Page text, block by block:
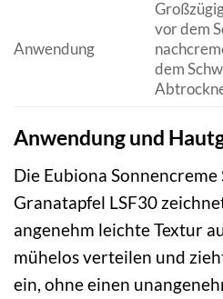
Anwendung
vor dem
dem
Anwendung und
Die Eubiona
Granatapfel LSF30
angenehm leichte Textur
mühelos verteilen und
ein, ohne einen